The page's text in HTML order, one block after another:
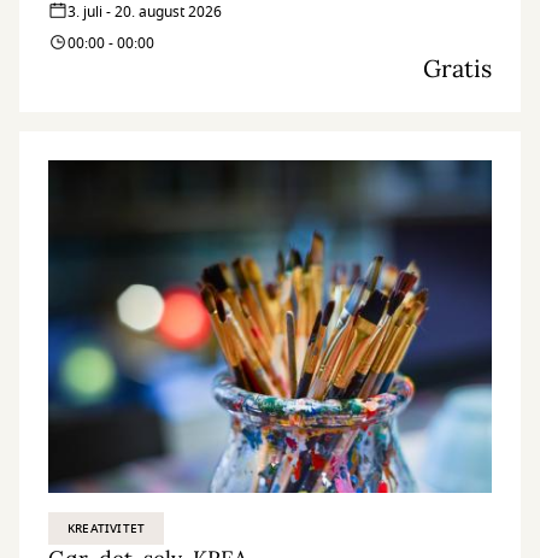
3. juli - 20. august 2026
00:00 - 00:00
Gratis
KREATIVITET